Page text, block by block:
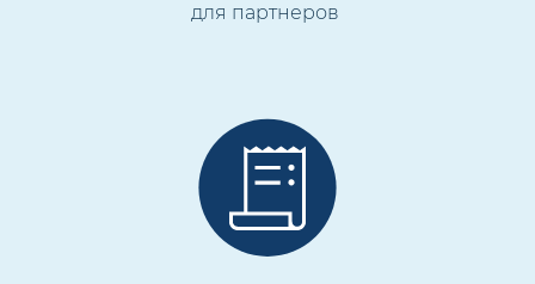
для партнеров